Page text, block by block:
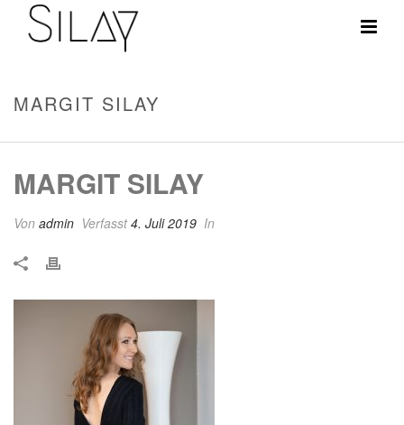
MARGIT SILAY
MARGIT SILAY
Von admin Verfasst4. Juli 2019 In